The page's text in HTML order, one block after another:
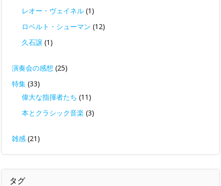
レオー・ヴェイネル (1)
ロベルト・シューマン (12)
久石譲 (1)
演奏会の感想 (25)
特集 (33)
偉大な指揮者たち (11)
本とクラシック音楽 (3)
雑感 (21)
タグ